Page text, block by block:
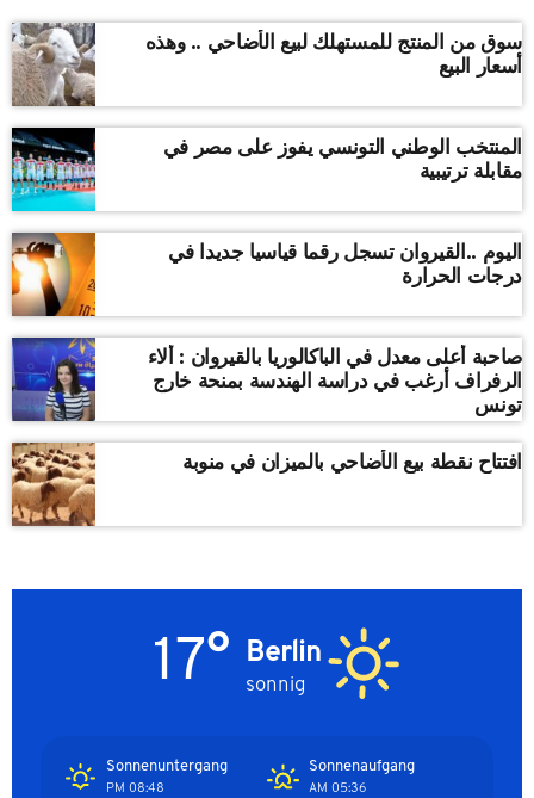
سوق من المنتج للمستهلك لبيع الأضاحي .. وهذه
أسعار البيع
المنتخب الوطني التونسي يفوز على مصر في
مقابلة ترتيبية
اليوم ..القيروان تسجل رقما قياسيا جديدا في
درجات الحرارة
صاحبة أعلى معدل في الباكالوريا بالقيروان : ألاء
الرفراف أرغب في دراسة الهندسة بمنحة خارج
تونس
افتتاح نقطة بيع الأضاحي بالميزان في منوبة
Berlin
sonnig
17°
Sonnenaufgang
05:36 AM
Sonnenuntergang
08:48 PM